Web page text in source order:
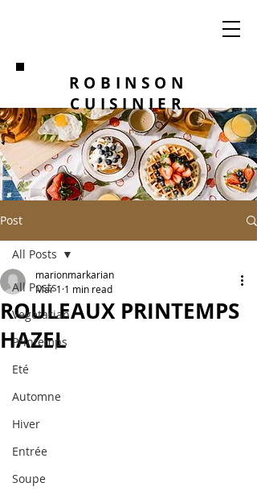
ROBINSON
CUISINIER
Post
All Posts
Vegetarian
Printemps
Eté
Automne
Hiver
Entrée
Soupe
All Posts
ROULEAUX PRINTEMPS
HAZEL
marionmarkarian
Mar 1 1 min read